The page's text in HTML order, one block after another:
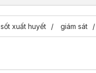
sốt xuất huyết giám sát